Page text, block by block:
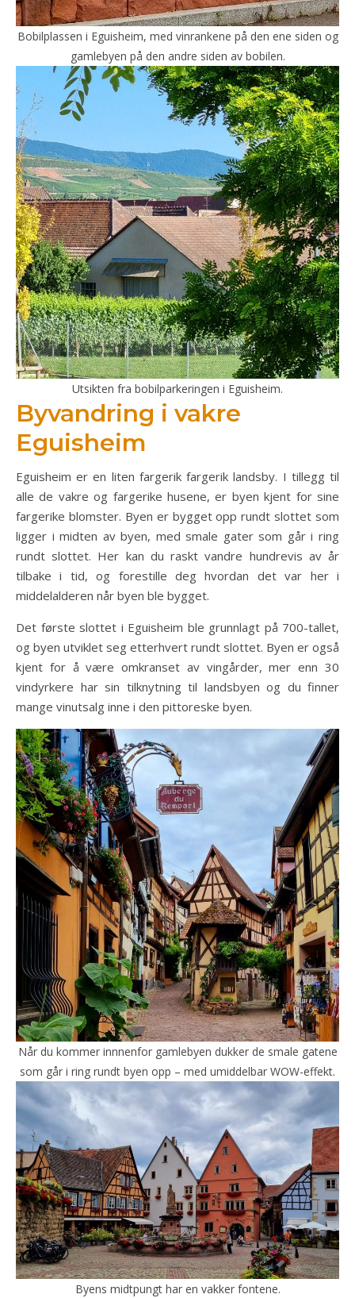
Bobilplassen i Eguisheim, med vinrankene på den ene siden og
gamlebyen på den andre siden av bobilen.
Utsikten fra bobilparkeringen i Eguisheim.
Byvandring i vakre
Eguisheim
Eguisheim er en liten fargerik fargerik landsby. I tillegg til
alle de vakre og fargerike husene, er byen kjent for sine
fargerike blomster. Byen er bygget opp rundt slottet som
ligger i midten av byen, med smale gater som går i ring
rundt slottet. Her kan du raskt vandre hundrevis av år
tilbake i tid, og forestille deg hvordan det var her i
middelalderen når byen ble bygget.
Det første slottet i Eguisheim ble grunnlagt på 700-tallet,
og byen utviklet seg etterhvert rundt slottet. Byen er også
kjent for å være omkranset av vingårder, mer enn 30
vindyrkere har sin tilknytning til landsbyen og du finner
mange vinutsalg inne i den pittoreske byen.
Når du kommer innnenfor gamlebyen dukker de smale gatene
som går i ring rundt byen opp – med umiddelbar WOW-effekt.
Byens midtpungt har en vakker fontene.